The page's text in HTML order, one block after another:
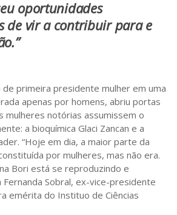
oportunidades
de vir a contribuir para e
primeira presidente mulher em uma
apenas por homens, abriu portas
mulheres notórias assumissem o
a bioquímica Glaci Zancan e a
“Hoje em dia, a maior parte da
por mulheres, mas não era.
Bori está se reproduzindo e
Fernanda Sobral, ex-vice-presidente
emérita do Instituo de Ciências